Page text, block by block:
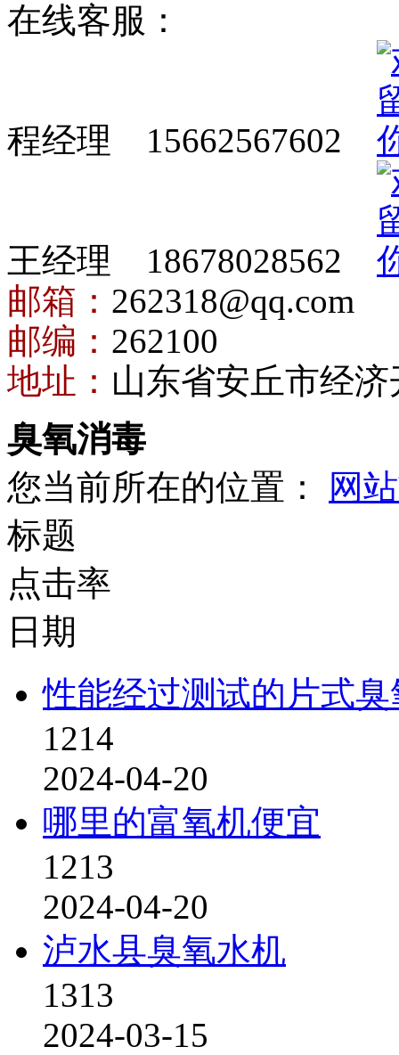
在线客服：
程经理 15662567602
王经理 18678028562
邮箱： 262318@qq.com
邮编： 262100
地址： 山东省安丘市经
臭氧消毒
您当前所在的位置：
网
标题
点击率
日期
性能经过测试的片式
1214
2024-04-20
哪里的富氧机便宜
1213
2024-04-20
泸水县臭氧水机
1313
2024-03-15